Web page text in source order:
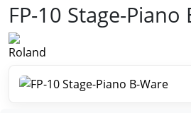
FP-10 Stage-Piano